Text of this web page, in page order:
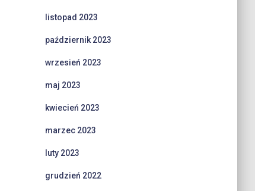
listopad 2023
październik 2023
wrzesień 2023
maj 2023
kwiecień 2023
marzec 2023
luty 2023
grudzień 2022